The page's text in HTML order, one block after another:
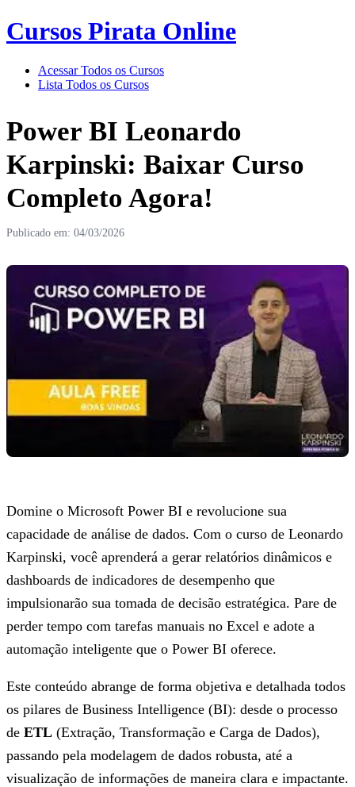
Cursos Pirata Online
Acessar Todos os Cursos
Lista Todos os Cursos
Power BI Leonardo
Karpinski: Baixar Curso
Completo Agora!
Publicado em: 04/03/2026
Domine o Microsoft Power BI e revolucione sua
capacidade de análise de dados. Com o curso de Leonardo
Karpinski, você aprenderá a gerar relatórios dinâmicos e
dashboards de indicadores de desempenho que
impulsionarão sua tomada de decisão estratégica. Pare de
perder tempo com tarefas manuais no Excel e adote a
automação inteligente que o Power BI oferece.
Este conteúdo abrange de forma objetiva e detalhada todos
os pilares de Business Intelligence (BI): desde o processo
de ETL (Extração, Transformação e Carga de Dados),
passando pela modelagem de dados robusta, até a
visualização de informações de maneira clara e impactante.